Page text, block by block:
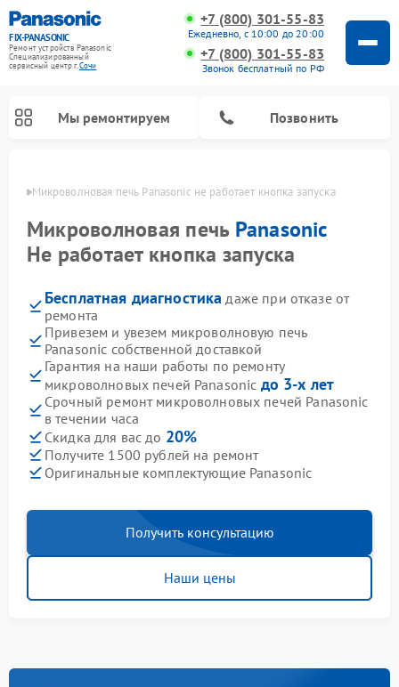
FIX-PANASONIC
Ремонт устройств Panasonic
Специализированный
cервисный центр г.Сочи
+7 (800) 301-55-83
Ежедневно, с 10:00 до 20:00
+7 (800) 301-55-83
Звонок бесплатный по РФ
Мы ремонтируем Позвонить
Микроволновая печь Panasonic не работает кнопка запуска
Микроволновая печь Panasonic
Не работает кнопка запуска
Бесплатная диагностика даже при отказе от
ремонта
Привезем и увезем микроволновую печь
Panasonic собственной доставкой
Гарантия на наши работы по ремонту
микроволновых печей Panasonic до 3-х лет
Срочный ремонт микроволновых печей Panasonic
в течении часа
Скидка для вас до 20%
Получите 1500 рублей на ремонт
Оригинальные комплектующие Panasonic
Получить консультацию
Наши цены